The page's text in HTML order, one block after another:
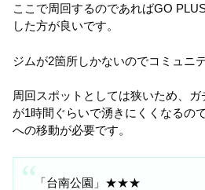
ここで周回するのであればGO
した方が良いです。
ジムが2箇所しかないのでコミュニ
周回スポットとしては狭いため、
が1時間ぐらいで湧きにくくなるの
への移動が必要です。
「台南公園」★★★